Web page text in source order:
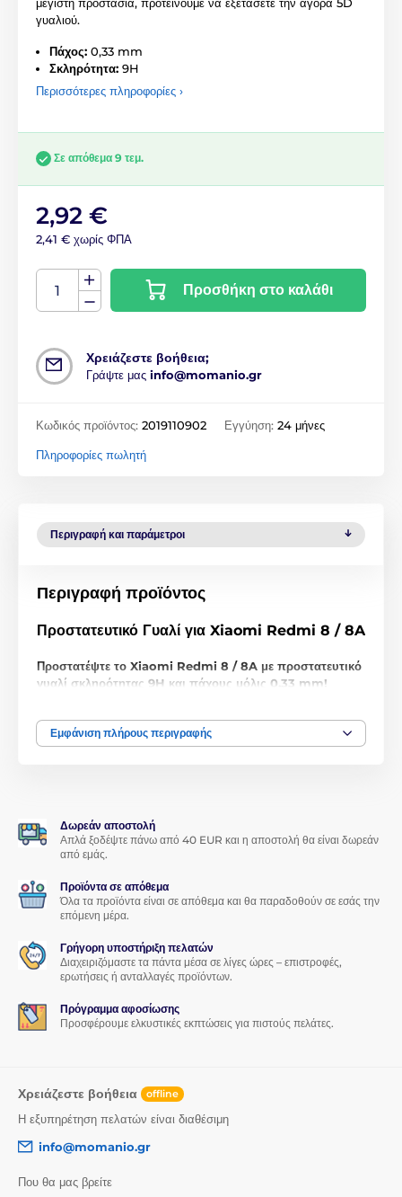
μέγιστη προστασία, προτείνουμε να εξετάσετε την αγορά 5D
γυαλιού.
Πάχος: 0,33 mm
Σκληρότητα: 9H
Περισσότερες πληροφορίες ›
Σε απόθεμα 9 τεμ.
2,92 €
2,41 € χωρίς ΦΠΑ
Προσθήκη στο καλάθι
Χρειάζεστε βοήθεια;
Γράψτε μας info@momanio.gr
Κωδικός προϊόντος: 2019110902 Εγγύηση: 24 μήνες
Πληροφορίες πωλητή
Περιγραφή και παράμετροι
Περιγραφή προϊόντος
Προστατευτικό Γυαλί για Xiaomi Redmi 8 / 8A
Προστατέψτε το Xiaomi Redmi 8 / 8A με προστατευτικό
γυαλί σκληρότητας 9H και πάχους μόλις 0,33 mm!
προστατευτικό γυαλί για Xiaomi Redmi 8 / 8A
εξαιρετικής ποιότητας. Όχι μόνο με σκληρότητα 9H
άψογα τις γρατζουνιές
Καμία δαχτυλιά
Το προστατευτικό γυαλί για Xiaomi Redmi 8 / 8A διαθέτει
ειδική ελαιοφοβική επίστρωση πουαπωθεί λίπη και
λιπαρότητες. Η οθόνη του Xiaomi θα παραμείνει
Λεπτό, αλλά ισχυρό
προστατευτικό γυαλί για Xiaomi Redmi 8 / 8A είναι
λεπτό - μόλις 0,33 mm. Αυτό σημαίνει ότι δεν θα το
Εφαρμογή για όλους
Ένα άλλο εξαιρετικό πλεονέκτημα αυτού του προστατευτικού
γυαλιού για Xiaomi Redmi 8 / 8A είναι η
Εμφάνιση πλήρους περιγραφής
Δωρεάν αποστολή
Απλά ξοδέψτε πάνω από 40 EUR και η αποστολή θα είναι δωρεάν
από εμάς.
Προϊόντα σε απόθεμα
Όλα τα προϊόντα είναι σε απόθεμα και θα παραδοθούν σε εσάς την
επόμενη μέρα.
Γρήγορη υποστήριξη πελατών
Διαχειριζόμαστε τα πάντα μέσα σε λίγες ώρες – επιστροφές,
ερωτήσεις ή ανταλλαγές προϊόντων.
Πρόγραμμα αφοσίωσης
Προσφέρουμε ελκυστικές εκπτώσεις για πιστούς πελάτες.
Χρειάζεστε βοήθεια offline
Η εξυπηρέτηση πελατών είναι διαθέσιμη
info@momanio.gr
Που θα μας βρείτε